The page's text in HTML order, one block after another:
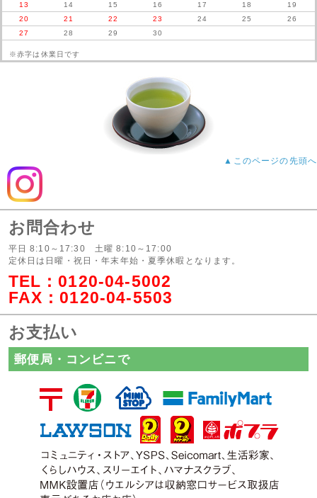
13
14 15 16 17 18
19
20
21 22 23 24 25
26
27
28 29 30
※赤字は休業日です
▲このページの先頭へ
お問合わせ
平日 8:10～17:30 土曜 8:10～17:00
定休日は日曜・祝日・年末年始・夏季休暇となります。
TEL： 0120-04-5002
FAX：0120-04-5503
お支払い
郵便局・コンビニで